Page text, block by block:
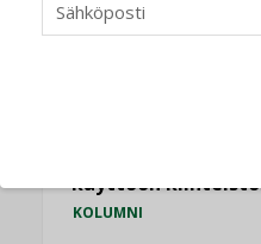
käyttöön
KOLUMNI